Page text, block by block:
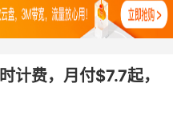
计费，月付$7.7起，